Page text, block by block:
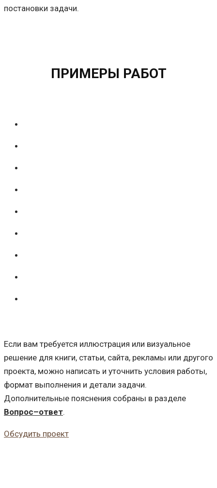
постановки задачи.
ПРИМЕРЫ РАБОТ
Если вам требуется иллюстрация или визуальное
решение для книги, статьи, сайта, рекламы или другого
проекта, можно написать и уточнить условия работы,
формат выполнения и детали задачи.
Дополнительные пояснения собраны в разделе
Вопрос–ответ.
Обсудить проект